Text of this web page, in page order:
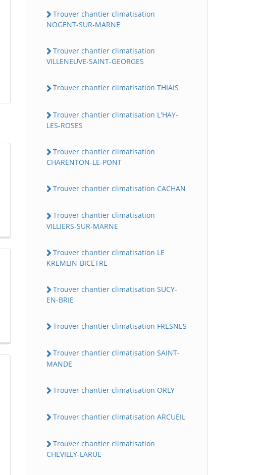
Trouver chantier climatisation
NOGENT-SUR-MARNE
Trouver chantier climatisation
VILLENEUVE-SAINT-GEORGES
Trouver chantier climatisation THIAIS
Trouver chantier climatisation L'HAY-
LES-ROSES
Trouver chantier climatisation
CHARENTON-LE-PONT
Trouver chantier climatisation CACHAN
Trouver chantier climatisation
VILLIERS-SUR-MARNE
Trouver chantier climatisation LE
KREMLIN-BICETRE
Trouver chantier climatisation SUCY-
EN-BRIE
Trouver chantier climatisation FRESNES
Trouver chantier climatisation SAINT-
MANDE
Trouver chantier climatisation ORLY
Trouver chantier climatisation ARCUEIL
Trouver chantier climatisation
CHEVILLY-LARUE